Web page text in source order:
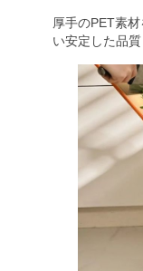
厚手のPET素
い安定した品質